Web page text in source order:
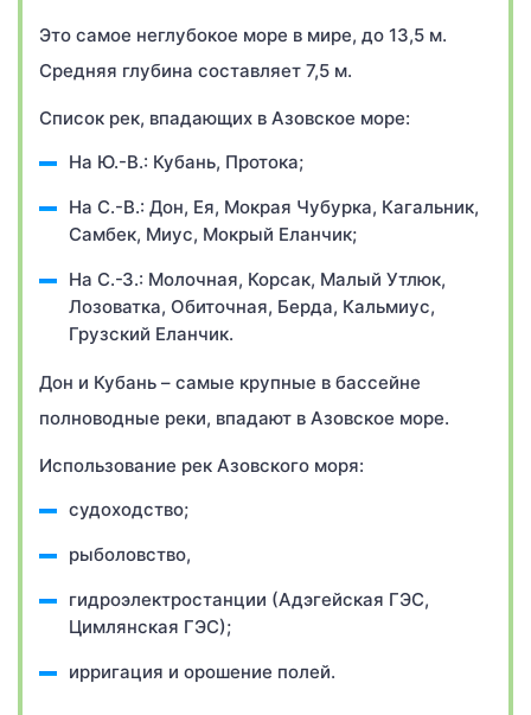
Это самое неглубокое море в мире, до 13,5 м.
Средняя глубина составляет 7,5 м.
Список рек, впадающих в Азовское море:
На Ю.-В.: Кубань, Протока;
На С.-В.: Дон, Ея, Мокрая Чубурка, Кагальник,
Самбек, Миус, Мокрый Еланчик;
На С.-З.: Молочная, Корсак, Малый Утлюк,
Лозоватка, Обиточная, Берда, Кальмиус,
Грузский Еланчик.
Дон и Кубань – самые крупные в бассейне
полноводные реки, впадают в Азовское море.
Использование рек Азовского моря:
судоходство;
рыболовство,
гидроэлектростанции (Адэгейская ГЭС,
Цимлянская ГЭС);
ирригация и орошение полей.